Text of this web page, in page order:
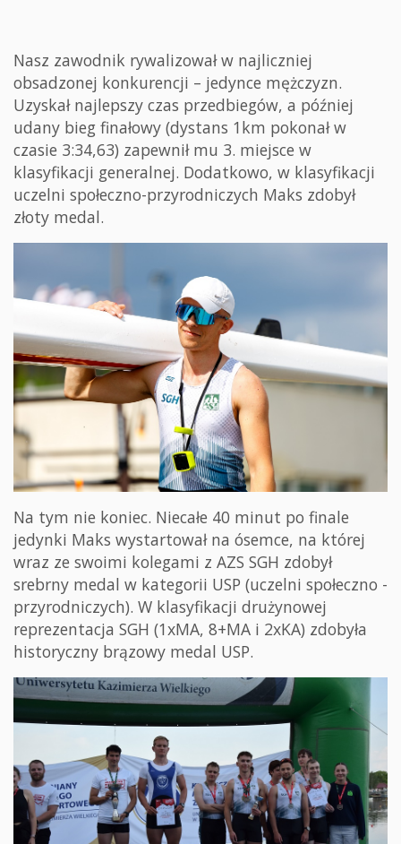
Nasz zawodnik rywalizował w najliczniej
obsadzonej konkurencji – jedynce mężczyzn.
Uzyskał najlepszy czas przedbiegów, a później
udany bieg finałowy (dystans 1km pokonał w
czasie 3:34,63) zapewnił mu 3. miejsce w
klasyfikacji generalnej. Dodatkowo, w klasyfikacji
uczelni społeczno-przyrodniczych Maks zdobył
złoty medal.
Na tym nie koniec. Niecałe 40 minut po finale
jedynki Maks wystartował na ósemce, na której
wraz ze swoimi kolegami z AZS SGH zdobył
srebrny medal w kategorii USP (uczelni społeczno -
przyrodniczych). W klasyfikacji drużynowej
reprezentacja SGH (1xMA, 8+MA i 2xKA) zdobyła
historyczny brązowy medal USP.